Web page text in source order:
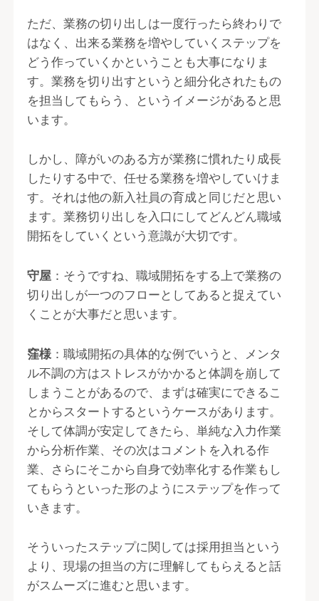
ただ、業務の切り出しは一度行ったら終わりで
はなく、出来る業務を増やしていくステップを
どう作っていくかということも大事になりま
す。業務を切り出すというと細分化されたもの
を担当してもらう、というイメージがあると思
います。
しかし、障がいのある方が業務に慣れたり成長
したりする中で、任せる業務を増やしていけま
す。それは他の新入社員の育成と同じだと思い
ます。業務切り出しを入口にしてどんどん職域
開拓をしていくという意識が大切です。
守屋 ：そうですね、職域開拓をする上で業務の
切り出しが一つのフローとしてあると捉えてい
くことが大事だと思います。
窪様 ：職域開拓の具体的な例でいうと、メンタ
ル不調の方はストレスがかかると体調を崩して
しまうことがあるので、まずは確実にできるこ
とからスタートするというケースがあります。
そして体調が安定してきたら、単純な入力作業
から分析作業、その次はコメントを入れる作
業、さらにそこから自身で効率化する作業もし
てもらうといった形のようにステップを作って
いきます。
そういったステップに関しては採用担当という
より、現場の担当の方に理解してもらえると話
がスムーズに進むと思います。